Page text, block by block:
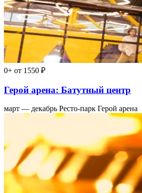
0+ от 1550 ₽
Герой арена: Батутный центр
март — декабрь Ресто-парк Герой арена